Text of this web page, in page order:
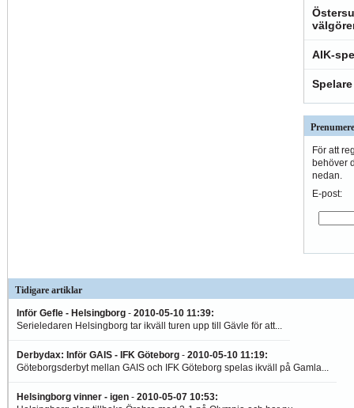
AIK-
För att
behöver
nedan.
E-post:
Tidigare artiklar
Inför Gefle - Helsingborg - 2010-05-10 11:39:
Serieledaren Helsingborg tar ikväll turen upp till Gävle för att...
Derbydax: Inför GAIS - IFK Göteborg - 2010-05-10 11:19:
Göteborgsderbyt mellan GAIS och IFK Göteborg spelas ikväll på Gamla...
Helsingborg vinner - igen - 2010-05-07 10:53: